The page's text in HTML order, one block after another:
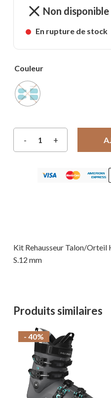
Non
En rupture de stock
Couleur
Kit Rehausseur Talon/
S.12 mm
Produits similaires
- 40%